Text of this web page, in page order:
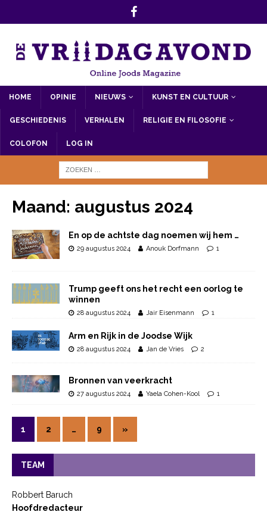
HOME OPINIE NIEUWS KUNST EN CULTUUR
GESCHIEDENIS VERHALEN RELIGIE EN FILOSOFIE
COLOFON LOG IN
Maand: augustus 2024
En op de achtste dag noemen wij hem …
29 augustus 2024 Anouk Dorfmann 1
Trump geeft ons het recht een oorlog te
winnen
28 augustus 2024 Jair Eisenmann 1
Arm en Rijk in de Joodse Wijk
28 augustus 2024 Jan de Vries 2
Bronnen van veerkracht
27 augustus 2024 Yaela Cohen-Kool 1
1 2 … 9 »
TEAM
Robbert Baruch
Hoofdredacteur